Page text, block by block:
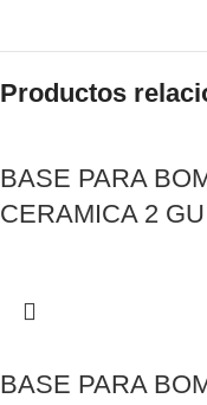
Productos
BASE PARA
CERAMICA 2
BASE PARA